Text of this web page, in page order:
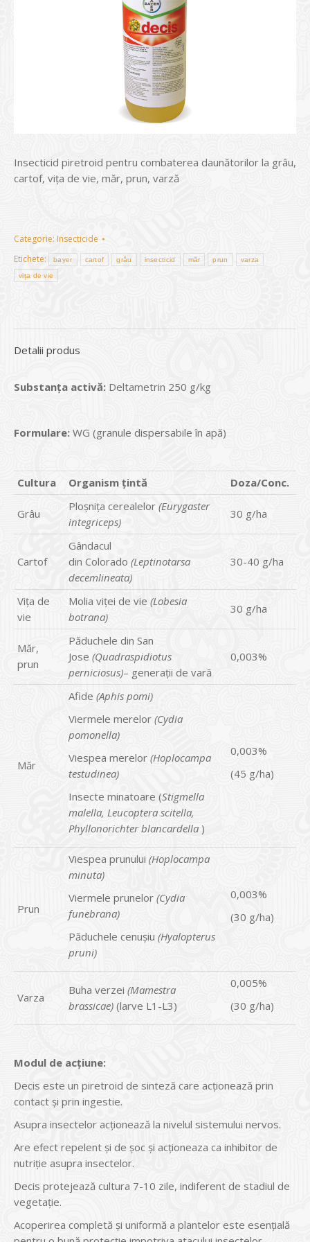
Insecticid piretroid pentru combaterea daunătorilor la grâu,
cartof, viţa de vie, măr, prun, varză
Categorie: Insecticide
Etichete:
bayer cartof grâu insecticid măr prun varza
vița de vie
Detalii produs
Substanţa activă: Deltametrin 250 g/kg
Formulare: WG (granule dispersabile în apă)
Cultura Organism ţintă Doza/Conc.
Grâu
Ploşniţa cerealelor (Eurygaster
integriceps)
30 g/ha
Cartof
Gândacul
din Colorado (Leptinotarsa
decemlineata)
30-40 g/ha
Viţa de
vie
Molia viţei de vie (Lobesia
botrana)
30 g/ha
Măr,
prun
Păduchele din San
Jose (Quadraspidiotus
perniciosus)– generaţii de vară
0,003%
Măr
Afide (Aphis pomi)
Viermele merelor (Cydia
pomonella)
Viespea merelor (Hoplocampa
testudinea)
Insecte minatoare (Stigmella
malella, Leucoptera scitella,
Phyllonorichter blancardella )
0,003%
(45 g/ha)
Prun
Viespea prunului (Hoplocampa
minuta)
Viermele prunelor (Cydia
funebrana)
Păduchele cenuşiu (Hyalopterus
pruni)
0,003%
(30 g/ha)
Varza
Buha verzei (Mamestra
brassicae) (larve L1-L3)
0,005%
(30 g/ha)
Modul de acțiune:
Decis este un piretroid de sinteză care acţionează prin
contact şi prin ingestie.
Asupra insectelor acţionează la nivelul sistemului nervos.
Are efect repelent şi de şoc şi acţioneaza ca inhibitor de
nutriţie asupra insectelor.
Decis protejează cultura 7-10 zile, indiferent de stadiul de
vegetaţie.
Acoperirea completă şi uniformă a plantelor este esenţială